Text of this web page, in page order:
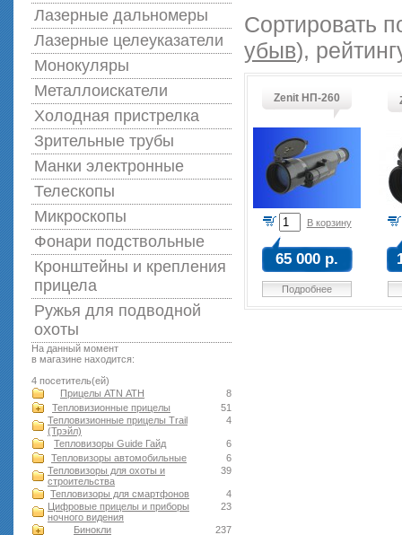
Лазерные дальномеры
Лазерные целеуказатели
Монокуляры
Металлоискатели
Холодная пристрелка
Зрительные трубы
Манки электронные
Телескопы
Микроскопы
Фонари подствольные
Кронштейны и крепления
прицела
Ружья для подводной
оxоты
На данный момент
в магазине находится:
4 посетитель(ей)
8
Прицелы ATN АТН
51
Тепловизионные прицелы
4
Тепловизионные прицелы Trail
(Трэйл)
6
Тепловизоры Guide Гайд
6
Тепловизоры автомобильные
39
Тепловизоры для охоты и
строительства
4
Тепловизоры для смартфонов
23
Цифровые прицелы и приборы
ночного видения
237
Бинокли
Сортировать
убыв),
Zenit НП-260
В корзину
65 000 р.
Подробнее